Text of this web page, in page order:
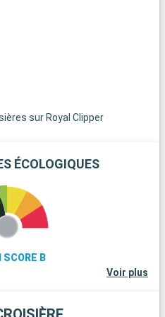
sur Royal Clipper
ÉCOLOGIQUES
SCORE B
Voir plus